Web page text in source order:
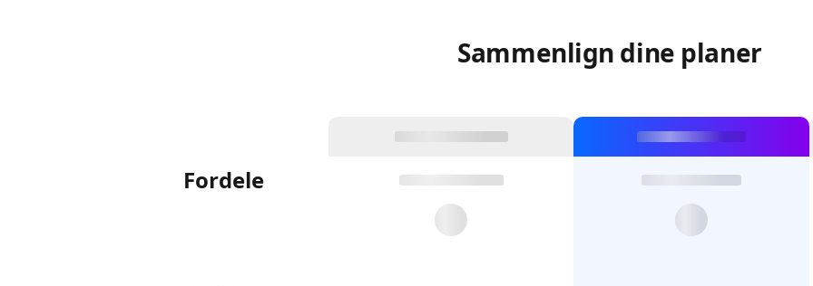
Sammenlign dine planer
Fordele